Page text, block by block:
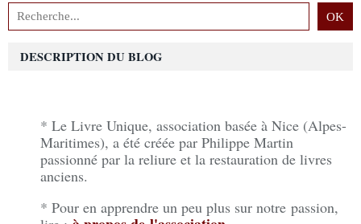
DESCRIPTION DU BLOG
* Le Livre Unique, association basée à Nice (Alpes-
Maritimes), a été créée par Philippe Martin
passionné par la reliure et la restauration de livres
anciens.
* Pour en apprendre un peu plus sur notre passion,